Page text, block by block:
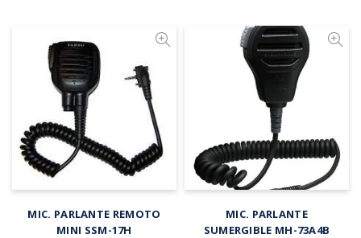
MIC. PARLANTE REMOTO
MINI SSM-17H
MIC. PARLANTE
SUMERGIBLE MH-73A4B